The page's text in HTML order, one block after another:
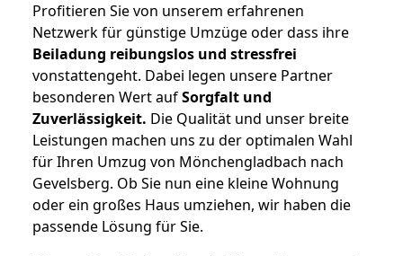
Profitieren Sie von unserem erfahrenen
Netzwerk für günstige Umzüge oder dass ihre
Beiladung reibungslos und stressfrei
vonstattengeht. Dabei legen unsere Partner
besonderen Wert aufSorgfalt und
Zuverlässigkeit. Die Qualität und unser breite
Leistungen machen uns zu der optimalen Wahl
für Ihren Umzug von Mönchengladbach nach
Gevelsberg. Ob Sie nun eine kleine Wohnung
oder ein großes Haus umziehen, wir haben die
passende Lösung für Sie.